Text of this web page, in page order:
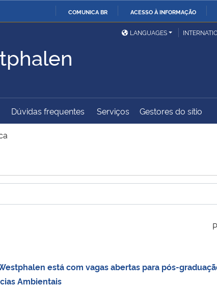
COMUNICA BR ACESSO À INFORMAÇÃO
Ministério da Defesa
Ministério das Relações
Exteriores
Ministério da Cidadania
Ministério do
Controladoria-Geral da
LANGUAGES
Dúvidas frequentes Serviços Gestores do sítio
está com vagas abertas para pós-
Ambientais